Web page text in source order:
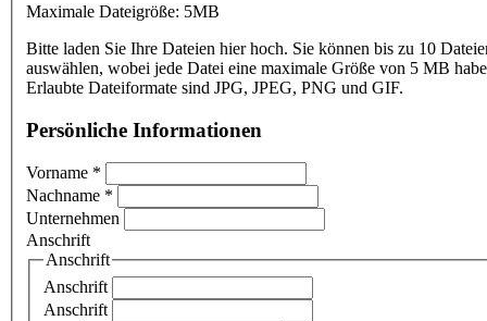
Maximale Dateigröße: 5MB
Bitte laden Sie Ihre Dateien hier hoch. Sie können bis zu 10
auswählen, wobei jede Datei eine maximale Größe von 5 MB
Erlaubte Dateiformate sind JPG, JPEG, PNG und GIF.
Persönliche Informationen
Vorname *
Nachname *
Unternehmen
Anschrift
Anschrift
Anschrift
Anschrift